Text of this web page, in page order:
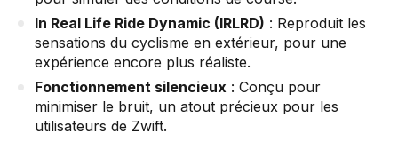
In Real Life Ride Dynamic (IRLRD) : Reproduit les
sensations du cyclisme en extérieur, pour une
expérience encore plus réaliste.
Fonctionnement silencieux : Conçu pour
minimiser le bruit, un atout précieux pour les
utilisateurs de Zwift.